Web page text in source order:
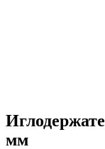
мм